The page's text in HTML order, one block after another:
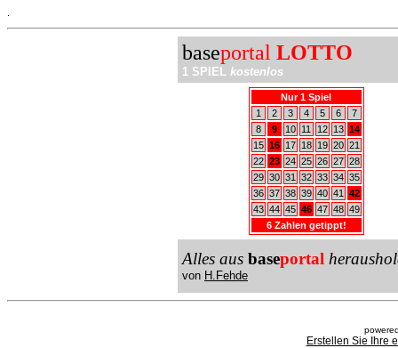
baseportal LOTTO
1 SPIEL kostenlos
Nur 1 Spiel
1
2 3 4 5 6
7
8
9 10 11 12 13 14
15 16 17 18 19 20 21
22 23 24 25 26 27 28
29 30 31 32 33 34 35
36 37 38 39 40 41
42
43 44 45 46 47 48 49
6 Zahlen getippt!
Alles aus baseportal
von H.Fehde
Erstellen Sie Ihre